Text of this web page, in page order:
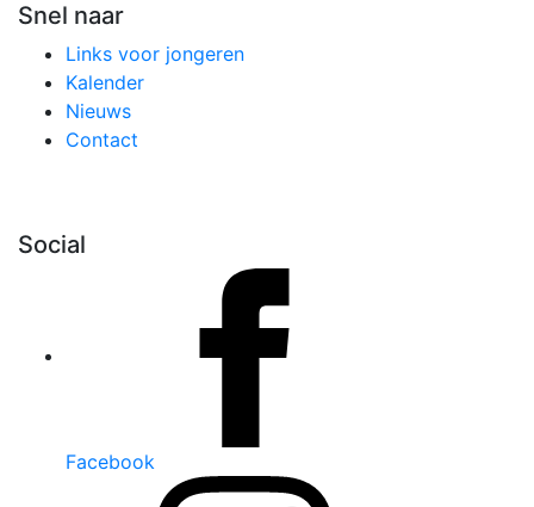
Snel naar
Links voor jongeren
Kalender
Nieuws
Contact
Social
Facebook